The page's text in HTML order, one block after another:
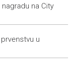
i dalje na
Više od 20 jela
na City
u